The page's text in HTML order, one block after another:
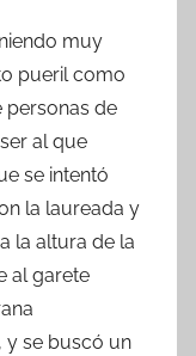
muy
pueril como
personas de
al que
se intentó
la laureada y
la altura de la
al garete
y se buscó un